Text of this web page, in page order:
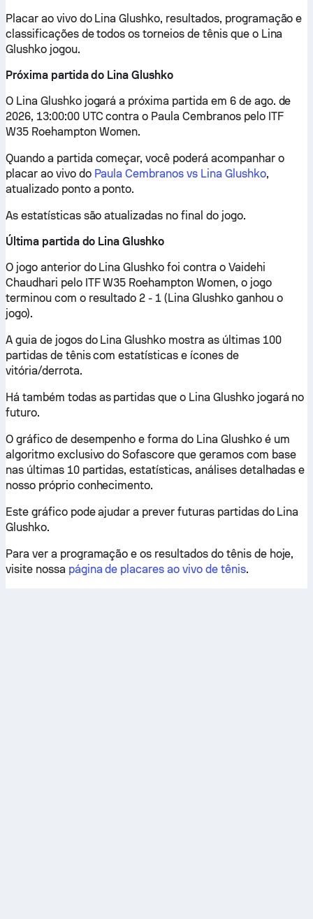
Placar ao vivo do Lina Glushko, resultados, programação e
classificações de todos os torneios de tênis que o Lina
Glushko jogou.
Próxima partida do Lina Glushko
O Lina Glushko jogará a próxima partida em 6 de ago. de
2026, 13:00:00 UTC contra o Paula Cembranos pelo ITF
W35 Roehampton Women.
Quando a partida começar, você poderá acompanhar o
placar ao vivo do Paula Cembranos vs Lina Glushko,
atualizado ponto a ponto.
As estatísticas são atualizadas no final do jogo.
Última partida do Lina Glushko
O jogo anterior do Lina Glushko foi contra o Vaidehi
Chaudhari pelo ITF W35 Roehampton Women, o jogo
terminou com o resultado 2 - 1 (Lina Glushko ganhou o
jogo).
A guia de jogos do Lina Glushko mostra as últimas 100
partidas de tênis com estatísticas e ícones de
vitória/derrota.
Há também todas as partidas que o Lina Glushko jogará no
futuro.
O gráfico de desempenho e forma do Lina Glushko é um
algoritmo exclusivo do Sofascore que geramos com base
nas últimas 10 partidas, estatísticas, análises detalhadas e
nosso próprio conhecimento.
Este gráfico pode ajudar a prever futuras partidas do Lina
Glushko.
Para ver a programação e os resultados do tênis de hoje,
visite nossa página de placares ao vivo de tênis.